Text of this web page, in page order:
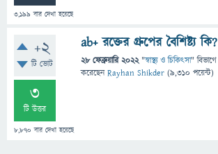
3,199 বার দেখা হয়েছে
+2
টি ভোট
3
টি উত্তর
8,870 বার দেখা হয়েছে
ab+ রক্তের গ্রুপের বৈশিষ্ট্য কি?
28 ফেব্রুয়ারি 2022 "স্বাস্থ্য ও চিকিৎসা" বিভাগে
করেছেনRayhan Shikder (9,310 পয়েন্ট)